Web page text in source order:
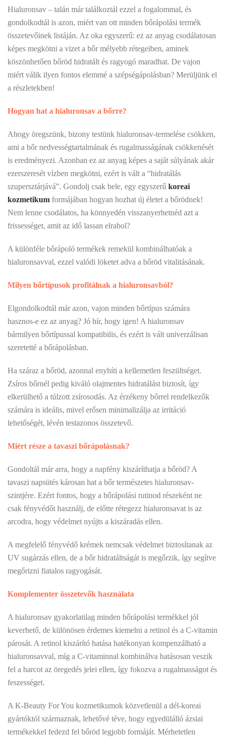
Hialuronsav – talán már találkoztál ezzel a fogalommal, és
gondolkodtál is azon, miért van ott minden bőrápolási termék
összetevőinek listáján. Az oka egyszerű: ez az anyag csodálatosan
képes megkötni a vizet a bőr mélyebb rétegeiben, aminek
köszönhetően bőröd hidratált és ragyogó maradhat. De vajon
miért válik ilyen fontos elemmé a szépségápolásban? Merüljünk el
a részletekben!
Hogyan hat a hialuronsav a bőrre?
Ahogy öregszünk, bizony testünk hialuronsav-termelése csökken,
ami a bőr nedvességtartalmának és rugalmasságának csökkenését
is eredményezi. Azonban ez az anyag képes a saját súlyának akár
ezerszeresét vízben megkötni, ezért is vált a “hidratálás
szupersztárjává”. Gondolj csak bele, egy egyszerű koreai
kozmetikum formájában hogyan hozhat új életet a bőrödnek!
Nem lenne csodálatos, ha könnyedén visszanyerhetnéd azt a
frissességet, amit az idő lassan elrabol?
A különféle bőrápoló termékek remekül kombinálhatóak a
hialuronsavval, ezzel valódi löketet adva a bőröd vitalitásának.
Milyen bőrtípusok profitálnak a hialuronsavból?
Elgondolkodtál már azon, vajon minden bőrtípus számára
hasznos-e ez az anyag? Jó hír, hogy igen! A hialuronsav
bármilyen bőrtípussal kompatibilis, és ezért is vált univerzálisan
szeretetté a bőrápolásban.
Ha száraz a bőröd, azonnal enyhíti a kellemetlen feszültséget.
Zsíros bőrnél pedig kiváló olajmentes hidratálást biztosít, így
elkerülhető a túlzott zsírosodás. Az érzékeny bőrrel rendelkezők
számára is ideális, mivel erősen minimalizálja az irritáció
lehetőségét, lévén testazonos összetevő.
Miért része a tavaszi bőrápolásnak?
Gondoltál már arra, hogy a napfény kiszáríthatja a bőröd? A
tavaszi napsütés károsan hat a bőr természetes hialuronsav-
szintjére. Ezért fontos, hogy a bőrápolási rutinod részeként ne
csak fényvédőt használj, de előtte rétegezz hialuronsavat is az
arcodra, hogy védelmet nyújts a kiszáradás ellen.
A megfelelő fényvédő krémek nemcsak védelmet biztosítanak az
UV sugárzás ellen, de a bőr hidratáltságát is megőrzik, így segítve
megőrizni fiatalos ragyogását.
Komplementer összetevők használata
A hialuronsav gyakorlatilag minden bőrápolási termékkel jól
keverhető, de különösen érdemes kiemelni a retinol és a C-vitamin
párosát. A retinol kiszárító hatása hatékonyan kompenzálható a
hialuronsavval, míg a C-vitaminnal kombinálva hatásosan veszik
fel a harcot az öregedés jelei ellen, így fokozva a rugalmasságot és
feszességet.
A K-Beauty For You kozmetikumok közvetlenül a dél-koreai
gyártóktól származnak, lehetővé téve, hogy egyedülálló ázsiai
termékekkel fedezd fel bőröd legjobb formáját. Mérhetetlen